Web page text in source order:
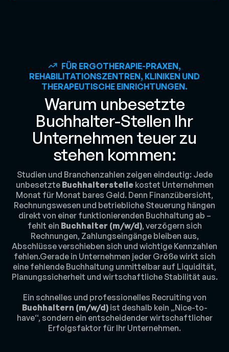
FÜR ERGOTHERAPIE-PRAXEN,
REHABILITATIONSZENTREN, KLINIKEN UND
THERAPEUTISCHE EINRICHTUNGEN.
Warum unbesetzte
Buchhalter-Stellen Ihr
Unternehmen teuer zu
stehen kommen:
Studien und Branchenzahlen zeigen eindeutig: Jede
unbesetzte Buchhalterstellekostet Unternehmen
Monat für Monat bares Geld. Denn Finanzübersicht,
Rechnungswesen und betriebliche Steuerung hängen
direkt von einer funktionierenden Buchhaltung ab –
fehlt ein Buchhalter (m/w/d), verzögern sich
Rechnungen, Zahlungseingänge bleiben aus,
Abschlüsse verschieben sich und wichtige Kennzahlen
fehlen.Gerade in Unternehmen jeder Größe wirkt sich
eine fehlende Buchhaltung unmittelbar auf Liquidität,
Planungssicherheit und wirtschaftliche Stabilität aus.
Ein schnelles und professionelles Recruiting von
Buchhaltern (m/w/d)ist deshalb kein „Nice-to-
have“, sondern ein entscheidender wirtschaftlicher
Erfolgsfaktor für Ihr Unternehmen.